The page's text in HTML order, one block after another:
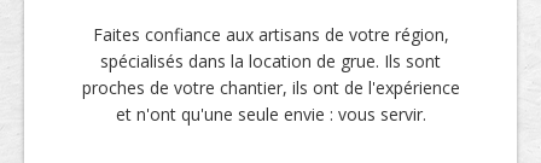
Faites confiance aux artisans de votre région,
spécialisés dans la location de grue. Ils sont
proches de votre chantier, ils ont de l'expérience
et n'ont qu'une seule envie : vous servir.